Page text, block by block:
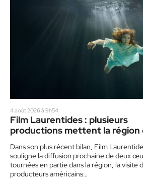
4 août 2026 à 9h54
Film Laurentides : plusieurs
productions mettent la région
Dans son plus récent bilan, Film
souligne la diffusion prochaine de deux
tournées en partie dans la région, la visite
producteurs américains…